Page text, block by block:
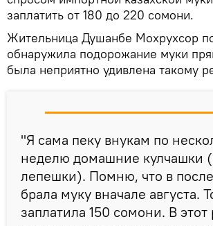
заплатить от 180 до 220 сомони.
Жительница Душанбе Мохрухсор
обнаружила подорожание муки
была неприятно удивлена такому
"Я сама пеку внукам по
неделю домашние кулчашки
лепешки). Помню, что в
брала муку вначале августа.
заплатила 150 сомони. В этот